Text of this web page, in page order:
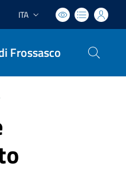
Lingua attiva:
ITA
Frossasco